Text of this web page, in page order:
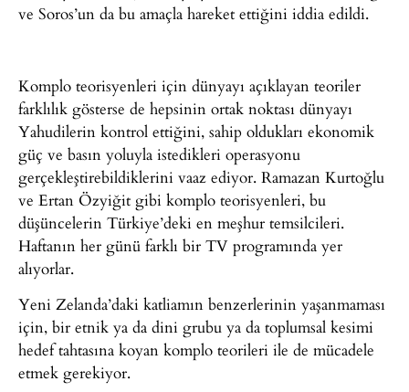
ve Soros’un da bu amaçla hareket ettiğini iddia edildi.
Komplo teorisyenleri için dünyayı açıklayan teoriler
farklılık gösterse de hepsinin ortak noktası dünyayı
Yahudilerin kontrol ettiğini, sahip oldukları ekonomik
güç ve basın yoluyla istedikleri operasyonu
gerçekleştirebildiklerini vaaz ediyor. Ramazan Kurtoğlu
ve Ertan Özyiğit gibi komplo teorisyenleri, bu
düşüncelerin Türkiye’deki en meşhur temsilcileri.
Haftanın her günü farklı bir TV programında yer
alıyorlar.
Yeni Zelanda’daki katliamın benzerlerinin yaşanmaması
için, bir etnik ya da dini grubu ya da toplumsal kesimi
hedef tahtasına koyan komplo teorileri ile de mücadele
etmek gerekiyor.